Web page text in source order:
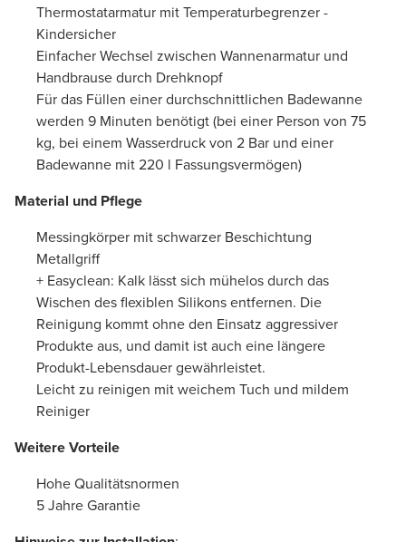
Thermostatarmatur mit Temperaturbegrenzer -
Kindersicher
Einfacher Wechsel zwischen Wannenarmatur und
Handbrause durch Drehknopf
Für das Füllen einer durchschnittlichen Badewanne
werden 9 Minuten benötigt (bei einer Person von 75
kg, bei einem Wasserdruck von 2 Bar und einer
Badewanne mit 220 l Fassungsvermögen)
Material und Pflege
Messingkörper mit schwarzer Beschichtung
Metallgriff
+ Easyclean: Kalk lässt sich mühelos durch das
Wischen des flexiblen Silikons entfernen. Die
Reinigung kommt ohne den Einsatz aggressiver
Produkte aus, und damit ist auch eine längere
Produkt-Lebensdauer gewährleistet.
Leicht zu reinigen mit weichem Tuch und mildem
Reiniger
Weitere Vorteile
Hohe Qualitätsnormen
5 Jahre Garantie